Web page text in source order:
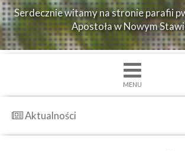
O
parafii
Ogłoszenia
św.
Nabożenstwa
Serdecznie witamy na stronie parafii
Apostoła w Nowym
MENU
Aktualności